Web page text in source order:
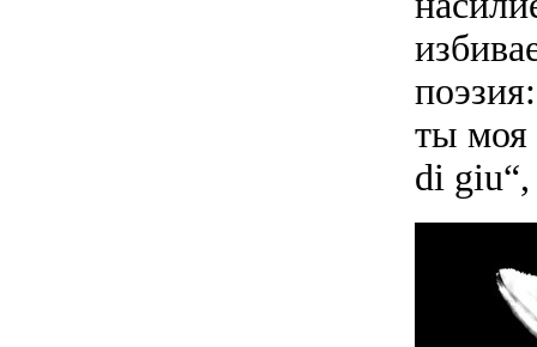
ты моя
di